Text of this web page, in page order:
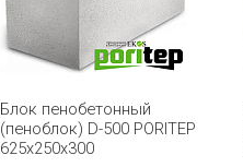
Блок пенобетонный
(пеноблок) D-500 PORITEP
625x250x300